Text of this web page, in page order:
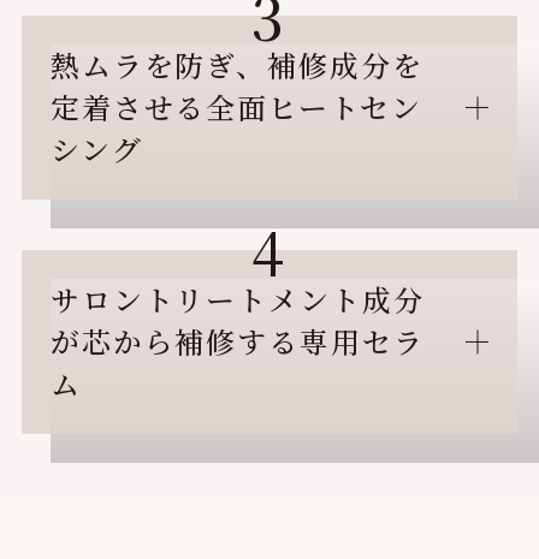
熱ムラを防ぎ、補修成分を
定着させる全面ヒートセン
シング
4
サロントリートメント成分
が芯から補修する専用セラ
ム